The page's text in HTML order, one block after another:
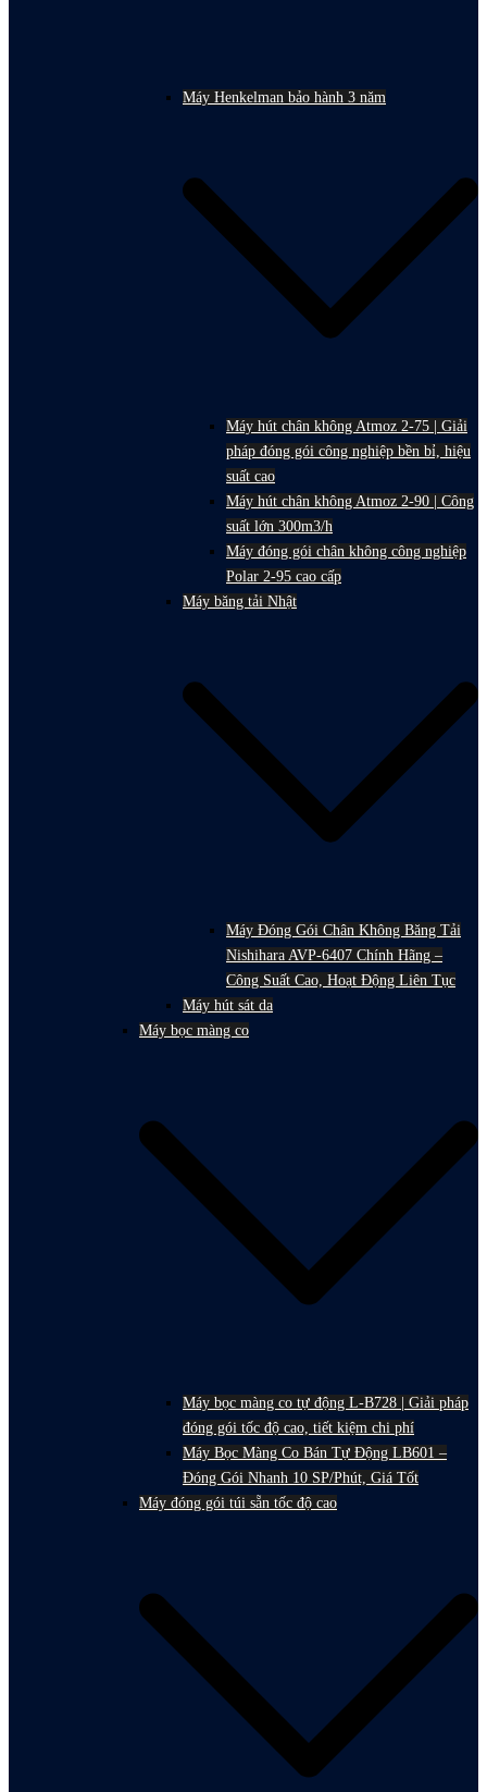
Máy Henkelman bảo hành 3 năm
Máy hút chân không Atmoz 2-75 | Giải
pháp đóng gói công nghiệp bền bỉ, hiệu
suất cao
Máy hút chân không Atmoz 2-90 | Công
suất lớn 300m3/h
Máy đóng gói chân không công nghiệp
Polar 2-95 cao cấp
Máy băng tải Nhật
Máy Đóng Gói Chân Không Băng Tải
Nishihara AVP-6407 Chính Hãng –
Công Suất Cao, Hoạt Động Liên Tục
Máy hút sát da
Máy bọc màng co
Máy bọc màng co tự động L-B728 | Giải pháp
đóng gói tốc độ cao, tiết kiệm chi phí
Máy Bọc Màng Co Bán Tự Động LB601 –
Đóng Gói Nhanh 10 SP/Phút, Giá Tốt
Máy đóng gói túi sẵn tốc độ cao